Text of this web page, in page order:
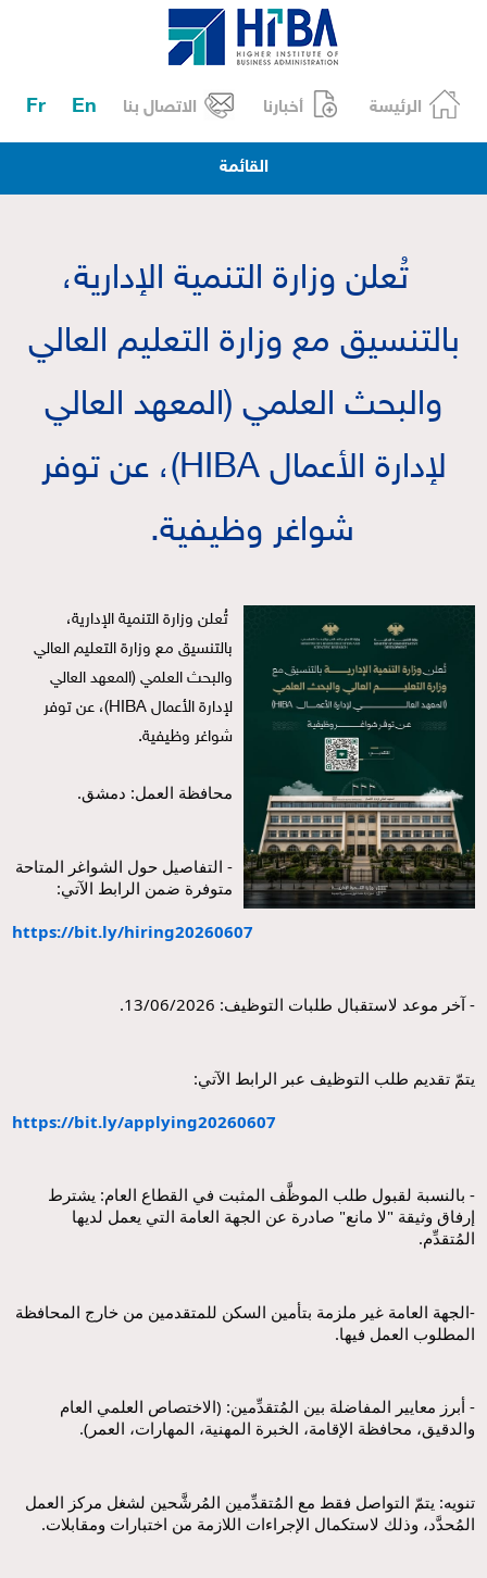
الرئيسة أخبارنا الاتصال بنا En
Fr
القائمة
تُعلن وزارة التنمية الإدارية،
بالتنسيق مع وزارة التعليم العالي
والبحث العلمي (المعهد العالي
لإدارة الأعمال HIBA)، عن توفر
شواغر وظيفية.
شواغر وظيفية.
محافظة العمل: دمشق.
متوفرة ضمن الرابط الآتي:
https://bit.ly/hiring20260607
- آخر موعد لاستقبال طلبات التوظيف: 13/06/2026.
يتمّ تقديم طلب التوظيف عبر الرابط الآتي:
https://bit.ly/applying20260607
المُتقدِّم.
المطلوب العمل فيها.
والدقيق، محافظة الإقامة، الخبرة المهنية، المهارات، العمر).
المُحدَّد، وذلك لاستكمال الإجراءات اللازمة من اختبارات ومقابلات.